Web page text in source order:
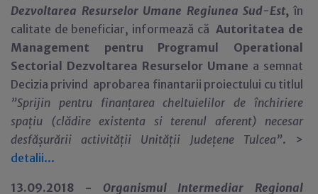
Dezvoltarea Resurselor Umane Regiunea Sud-Est, în
calitate de beneficiar, informează că Autoritatea de
Management pentru Programul Operational
Sectorial Dezvoltarea Resurselor Umane a semnat
Decizia privind aprobarea finantarii proiectului cu titlul
”Sprijin pentru finanțarea cheltuielilor de închiriere
spațiu (clădire existenta si terenul aferent) necesar
desfășurării activității Unității Județene Tulcea”.
>
detalii...
13.09.2018 - Organismul Intermediar Regional